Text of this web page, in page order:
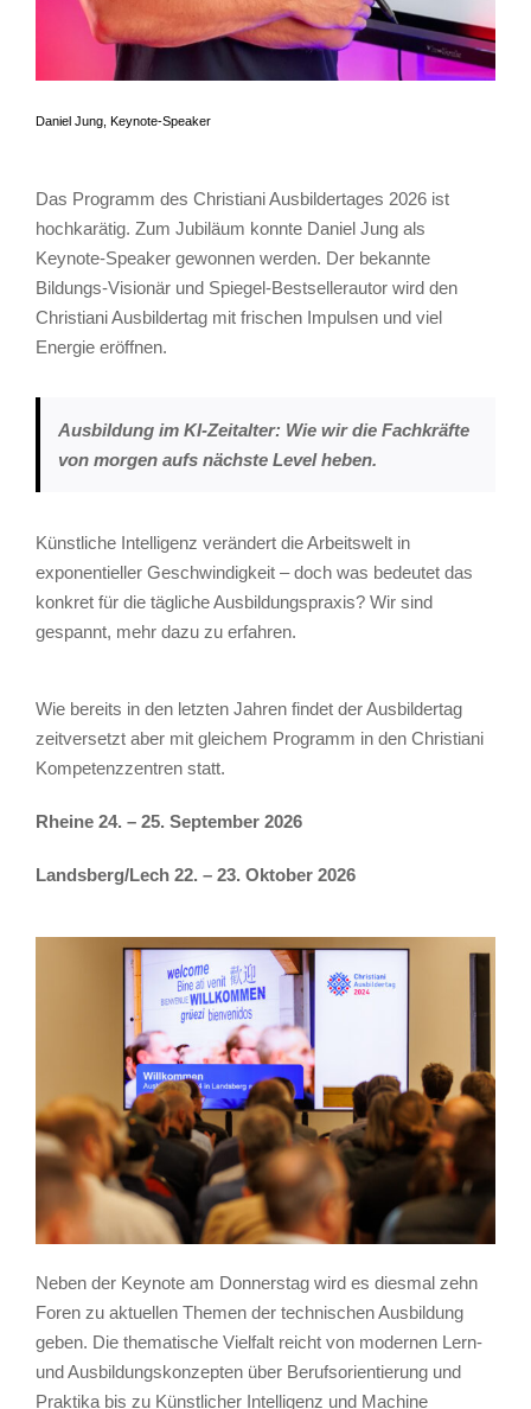
Daniel Jung, Keynote-Speaker
Das Programm des Christiani Ausbildertages 2026 ist
hochkarätig. Zum Jubiläum konnte Daniel Jung als
Keynote-Speaker gewonnen werden. Der bekannte
Bildungs-Visionär und Spiegel-Bestsellerautor wird den
Christiani Ausbildertag mit frischen Impulsen und viel
Energie eröffnen.
Ausbildung im KI-Zeitalter: Wie wir die Fachkräfte
von morgen aufs nächste Level heben.
Künstliche Intelligenz verändert die Arbeitswelt in
exponentieller Geschwindigkeit – doch was bedeutet das
konkret für die tägliche Ausbildungspraxis? Wir sind
gespannt, mehr dazu zu erfahren.
Wie bereits in den letzten Jahren findet der Ausbildertag
zeitversetzt aber mit gleichem Programm in den Christiani
Kompetenzzentren statt.
Rheine 24. – 25. September 2026
Landsberg/Lech 22. – 23. Oktober 2026
Neben der Keynote am Donnerstag wird es diesmal zehn
Foren zu aktuellen Themen der technischen Ausbildung
geben. Die thematische Vielfalt reicht von modernen Lern-
und Ausbildungskonzepten über Berufsorientierung und
Praktika bis zu Künstlicher Intelligenz und Machine